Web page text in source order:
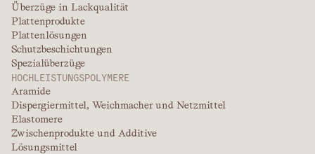
Überzüge in Lackqualität
Plattenprodukte
Plattenlösungen
Schutzbeschichtungen
Spezialüberzüge
HOCHLEISTUNGSPOLYMERE
Aramide
Dispergiermittel, Weichmacher und Netzmittel
Elastomere
Zwischenprodukte und Additive
Lösungsmittel